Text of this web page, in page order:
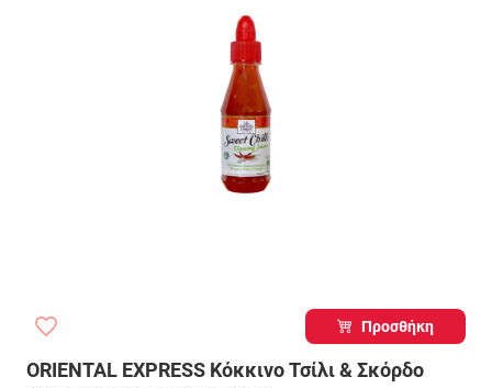
Προσθήκη
ORIENTAL EXPRESS Κόκκινο Τσίλι & Σκόρδο